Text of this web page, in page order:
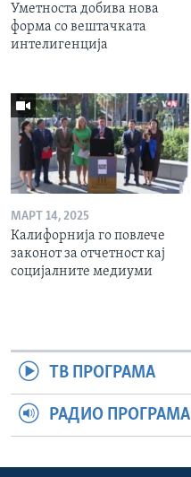
Уметноста добива нова
форма со вештачката
интелигенција
МАРТ 14, 2025
Калифорнија го повлече
законот за отчетност кај
социјалните медиуми
ТВ ПРОГРАМА
РАДИО ПРОГРАМА